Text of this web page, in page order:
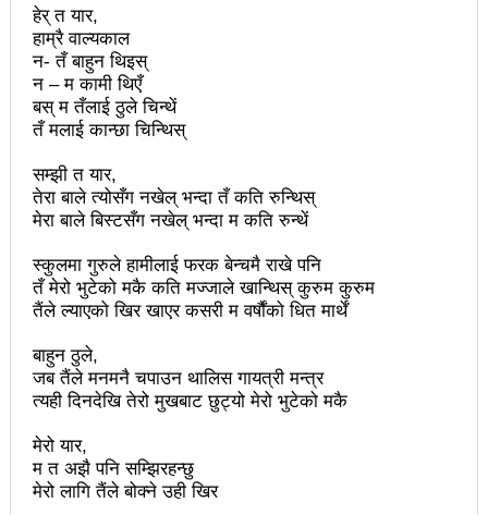
बाटो खुलाउन मन्त्री घिसिङको म्यासेज
खतिवडाको नयाँ गीत जमाना आजकाल
सहनशीलताको ब्रेक
चलचित्र विकास बोर्डका नवनियुक्त सदस्य गणेश सुवेदीलाई
एनआरएनए बेलायतको अध्यक्षमा जिलिङका पुडासैनी
महानगर यातायातले थप्यो १२ वटा विद्युतीय बस
गणेश पण्डितको कवितासङ्ग्रह कालापानी लोकार्पण
फोहोरमैला व्यवस्थापन संघ नेपालको अध्यक्षमा नुवाकोटका घिमिरे
निर्वाचित
कविता – सुख भोग
हेर् त यार,
हाम्रै वाल्यकाल
न- तँ बाहुन थिइस्
न – म कामी थिएँ
बस् म तँलाई ठुले चिन्थें
तँ मलाई कान्छा चिन्थिस्
सम्झी त यार,
तेरा बाले त्योसँग नखेल् भन्दा तँ कति रुन्थिस्
मेरा बाले बिस्टसँग नखेल् भन्दा म कति रुन्थें
स्कुलमा गुरुले हामीलाई फरक बेन्चमै राखे पनि
तँ मेरो भुटेको मकै कति मज्जाले खान्थिस् कुरुम कुरुम
तैंले ल्याएको खिर खाएर कसरी म वर्षौंको धित मार्थें
बाहुन ठुले,
जब तैंले मनमनै चपाउन थालिस गायत्री मन्त्र
त्यही दिनदेखि तेरो मुखबाट छुट्यो मेरो भुटेको मकै
मेरो यार,
म त अझै पनि सम्झिरहन्छु
मेरो लागि तैंले बोक्ने उही खिर